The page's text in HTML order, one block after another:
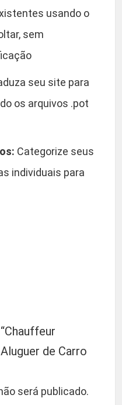
usando o
sem
seu site para
os arquivos .pot
Categorize seus
individuais para
de Carro
será publicado.